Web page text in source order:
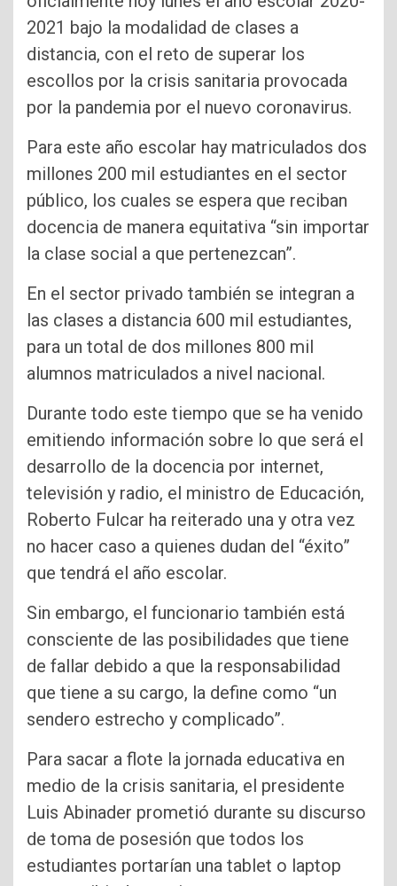
2021 bajo la modalidad de clases a
distancia, con el reto de superar los
escollos por la crisis sanitaria provocada
por la pandemia por el nuevo coronavirus.
Para este año escolar hay matriculados dos
millones 200 mil estudiantes en el sector
público, los cuales se espera que reciban
docencia de manera equitativa “sin importar
la clase social a que pertenezcan”.
En el sector privado también se integran a
las clases a distancia 600 mil estudiantes,
para un total de dos millones 800 mil
alumnos matriculados a nivel nacional.
Durante todo este tiempo que se ha venido
emitiendo información sobre lo que será el
desarrollo de la docencia por internet,
televisión y radio, el ministro de Educación,
Roberto Fulcar ha reiterado una y otra vez
no hacer caso a quienes dudan del “éxito”
que tendrá el año escolar.
Sin embargo, el funcionario también está
consciente de las posibilidades que tiene
de fallar debido a que la responsabilidad
que tiene a su cargo, la define como “un
sendero estrecho y complicado”.
Para sacar a flote la jornada educativa en
medio de la crisis sanitaria, el presidente
Luis Abinader prometió durante su discurso
de toma de posesión que todos los
estudiantes portarían una tablet o laptop